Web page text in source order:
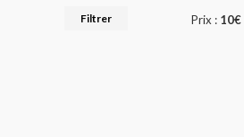
Filtrer Prix : 10€